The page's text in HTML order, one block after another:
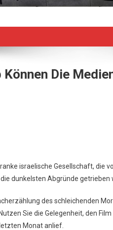
Die
israelische Gesellschaft, die
dunkelsten Abgründe getrieben
des schleichenden
Sie die Gelegenheit, den
Monat anlief.